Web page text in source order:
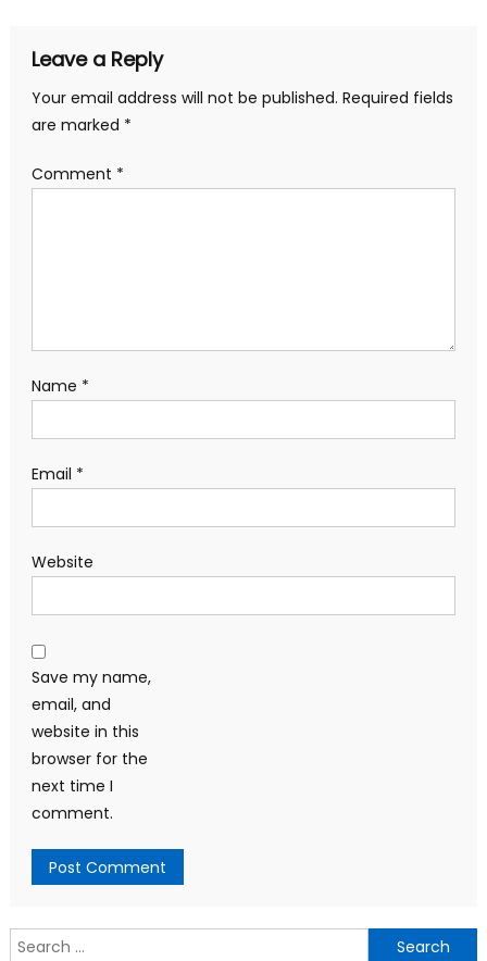
Leave a Reply
Your email address will not be published. Required fields
are marked *
Comment *
Name *
Email *
Website
Save my name,
email, and
website in this
browser for the
next time I
comment.
Search